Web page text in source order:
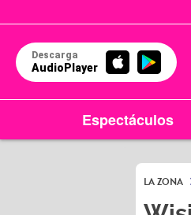
Descarga
AudioPlayer
Espectáculos
LA ZONA